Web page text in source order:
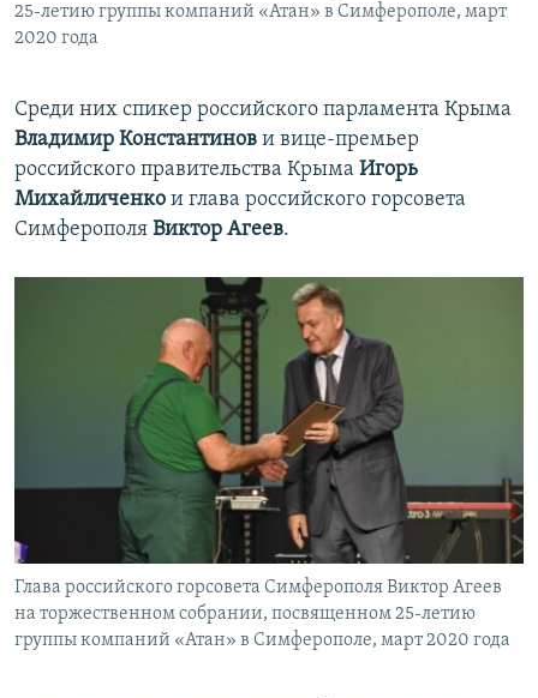
25-летию группы компаний «Атан» в Симферополе, март
2020 года
Среди них спикер российского парламента Крыма
Владимир Константинов и вице-премьер
российского правительства Крыма Игорь
Михайличенко и глава российского горсовета
Симферополя Виктор Агеев.
Глава российского горсовета Симферополя Виктор Агеев
на торжественном собрании, посвященном 25-летию
группы компаний «Атан» в Симферополе, март 2020 года